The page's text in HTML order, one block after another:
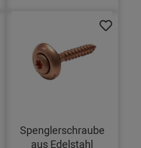
Spenglerschraube
aus Edelstahl